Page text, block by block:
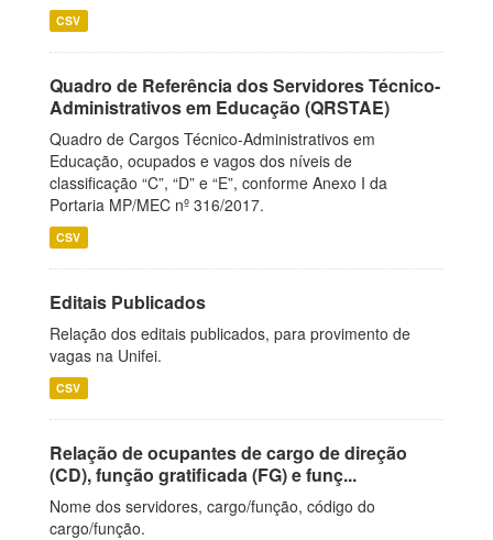
CSV
Quadro de Referência dos Servidores Técnico-
Administrativos em Educação (QRSTAE)
Quadro de Cargos Técnico-Administrativos em
Educação, ocupados e vagos dos níveis de
classificação “C”, “D” e “E”, conforme Anexo I da
Portaria MP/MEC nº 316/2017.
CSV
Editais Publicados
Relação dos editais publicados, para provimento de
vagas na Unifei.
CSV
Relação de ocupantes de cargo de direção
(CD), função gratificada (FG) e funç...
Nome dos servidores, cargo/função, código do
cargo/função.